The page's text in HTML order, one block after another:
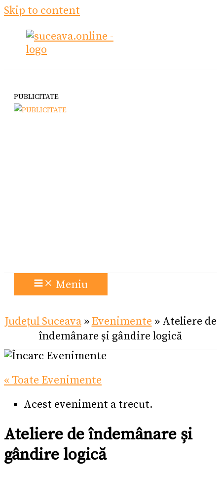
Skip to content
PUBLICITATE
Meniu
Județul Suceava» Evenimente » Ateliere de
îndemânare și gândire logică
« Toate Evenimente
Acest eveniment a trecut.
Ateliere de îndemânare și
gândire logică